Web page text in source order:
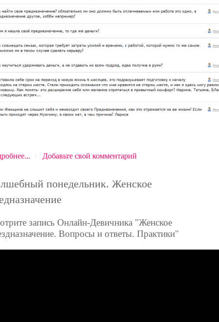
Добавьте свой комментарий
понедельник. Женское
запись Онлайн-Девичника "Женское
Вопросы и ответы. Практики"